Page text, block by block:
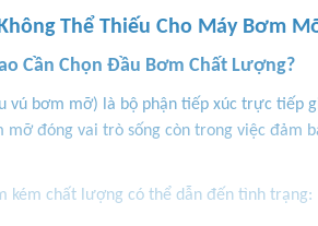
Thể Thiếu Cho Máy Bơm
Cần Chọn Đầu Bơm Chất Lượng?
vú bơm mỡ) là bộ phận tiếp xúc trực tiếp
mỡ đóng vai trò sống còn trong việc
kém chất lượng có thể dẫn đến tình trạng: